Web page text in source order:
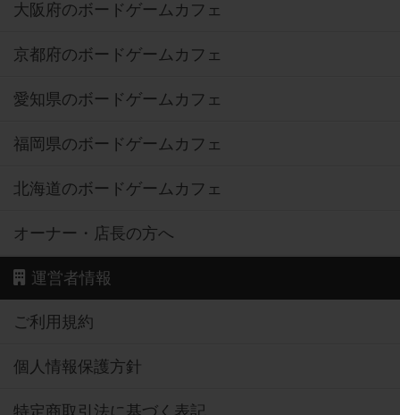
大阪府のボードゲームカフェ
京都府のボードゲームカフェ
愛知県のボードゲームカフェ
福岡県のボードゲームカフェ
北海道のボードゲームカフェ
オーナー・店長の方へ
運営者情報
ご利用規約
個人情報保護方針